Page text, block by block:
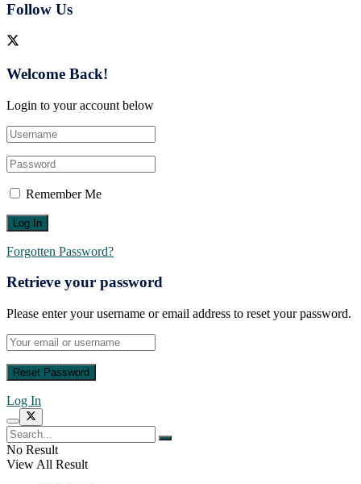
Follow Us
Welcome Back!
Login to your account below
Remember Me
Forgotten Password?
Retrieve your password
Please enter your username or email address to reset your password.
Log In
No Result
View All Result